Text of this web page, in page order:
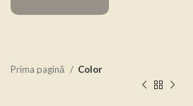
Prima pagină Color